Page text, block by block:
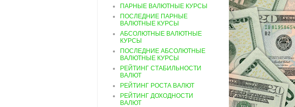
ПАРНЫЕ ВАЛЮТНЫЕ КУРСЫ
ПОСЛЕДНИЕ ПАРНЫЕ
ВАЛЮТНЫЕ КУРСЫ
АБСОЛЮТНЫЕ ВАЛЮТНЫЕ
КУРСЫ
ПОСЛЕДНИЕ АБСОЛЮТНЫЕ
ВАЛЮТНЫЕ КУРСЫ
РЕЙТИНГ СТАБИЛЬНОСТИ
ВАЛЮТ
РЕЙТИНГ РОСТА ВАЛЮТ
РЕЙТИНГ ДОХОДНОСТИ
ВАЛЮТ